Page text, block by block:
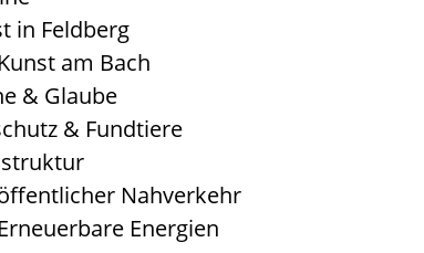
in Feldberg
Kunst am Bach
& Glaube
& Fundtiere
Nahverkehr
Erneuerbare Energien